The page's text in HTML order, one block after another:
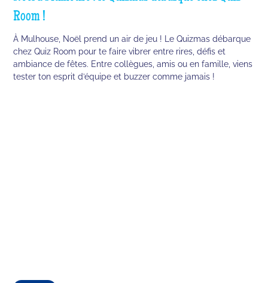
Room !
À Mulhouse, Noël prend un air de jeu ! Le Quizmas débarque
chez Quiz Room pour te faire vibrer entre rires, défis et
ambiance de fêtes. Entre collègues, amis ou en famille, viens
tester ton esprit d’équipe et buzzer comme jamais !